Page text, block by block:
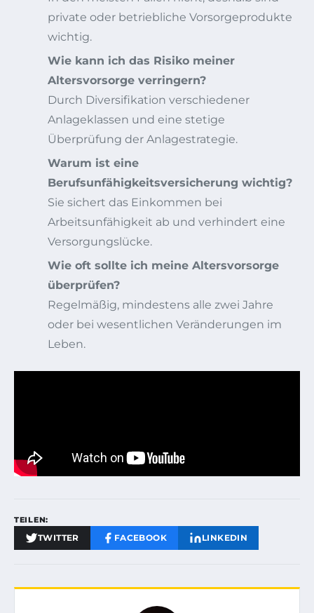
private oder betriebliche Vorsorgeprodukte
wichtig.
Wie kann ich das Risiko meiner
Altersvorsorge verringern?
Durch Diversifikation verschiedener
Anlageklassen und eine stetige
Überprüfung der Anlagestrategie.
Warum ist eine
Berufsunfähigkeitsversicherung wichtig?
Sie sichert das Einkommen bei
Arbeitsunfähigkeit ab und verhindert eine
Versorgungslücke.
Wie oft sollte ich meine Altersvorsorge
überprüfen?
Regelmäßig, mindestens alle zwei Jahre
oder bei wesentlichen Veränderungen im
Leben.
TEILEN:
TWITTER FACEBOOK LINKEDIN